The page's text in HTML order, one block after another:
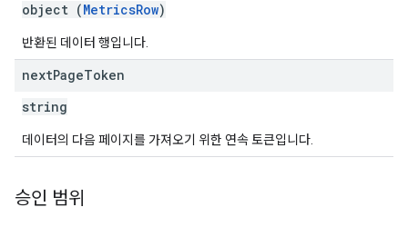
object (MetricsRow)
반환된 데이터 행입니다.
nextPageToken
string
데이터의 다음 페이지를 가져오기 위한 연속 토큰입니다.
승인 범위